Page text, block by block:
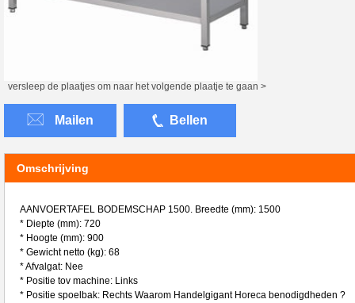
versleep de plaatjes om naar het volgende plaatje te gaan >
Mailen Bellen
Omschrijving
AANVOERTAFEL BODEMSCHAP 1500. Breedte (mm): 1500
* Diepte (mm): 720
* Hoogte (mm): 900
* Gewicht netto (kg): 68
* Afvalgat: Nee
* Positie tov machine: Links
* Positie spoelbak: Rechts Waarom Handelgigant Horeca benodigdheden ?